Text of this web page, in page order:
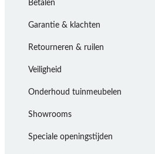
Betalen
Garantie & klachten
Retourneren & ruilen
Veiligheid
Onderhoud tuinmeubelen
Showrooms
Speciale openingstijden